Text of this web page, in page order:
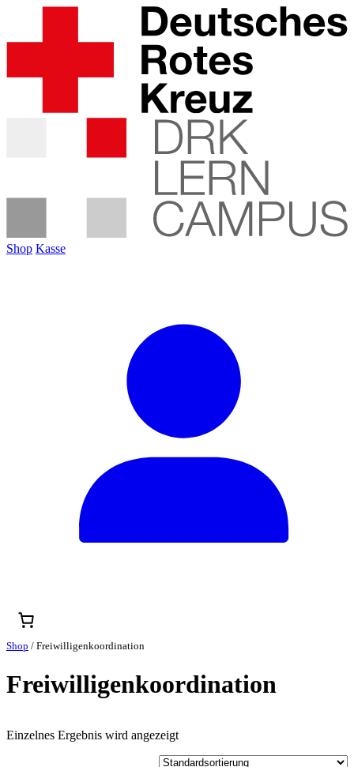
Shop Kasse
Shop / Freiwilligenkoordination
Freiwilligenkoordination
Einzelnes Ergebnis wird angezeigt